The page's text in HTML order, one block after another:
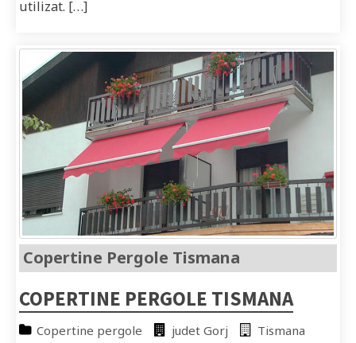
utilizat. […]
Copertine Pergole Tismana
COPERTINE PERGOLE TISMANA
Copertine pergole judet Gorj Tismana